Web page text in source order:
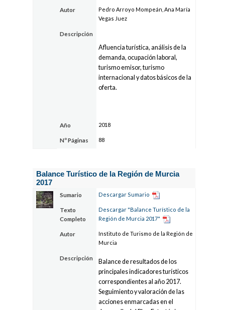
Autor
Pedro Arroyo Mompeán, Ana María
Vegas Juez
Descripción
Afluencia turística, análisis de la
demanda, ocupación laboral,
turismo emisor, turismo
internacional y datos básicos de la
oferta.
Año 2018
Nº Páginas 88
Balance Turístico de la Región de Murcia
2017
Sumario Descargar Sumario
Texto
Completo
Descargar "Balance Turístico de la
Región de Murcia 2017"
Autor
Instituto de Turismo de la Región de
Murcia
Descripción
Balance de resultados de los
principales indicadores turísticos
correspondientes al año 2017.
Seguimiento y valoración de las
acciones enmarcadas en el